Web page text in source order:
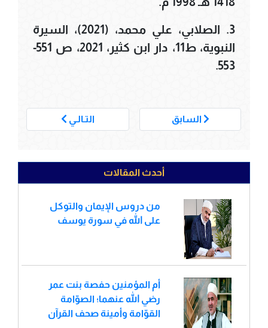
3. الصلابي، علي محمد، (2021)، السيرة
النبوية، ط11، دار ابن كثير، 2021، ص 551-
553.
السابق التـالـي
أحدث المقالات
من دروس الإيمان والتوكل
على الله في سورة يوسف
أم المؤمنين حفصة بنت عمر
رضي الله عنهما؛ الصوّامة
القوّامة وأمينة صحف القرآن